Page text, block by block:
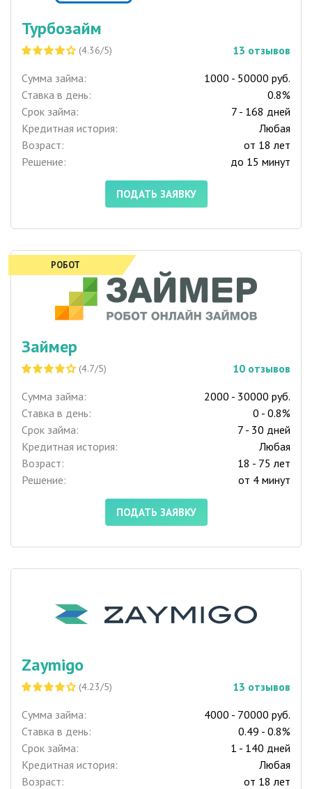
Турбозайм
(4.36/5) 13 отзывов
Сумма займа:
1000 - 50000 руб.
Ставка в день:
0.8%
Срок займа:
7 - 168 дней
Кредитная история:
Любая
Возраст:
от 18 лет
Решение:
до 15 минут
ПОДАТЬ ЗАЯВКУ
РОБОТ
Займер
(4.7/5) 10 отзывов
Сумма займа:
2000 - 30000 руб.
Ставка в день:
0 - 0.8%
Срок займа:
7 - 30 дней
Кредитная история:
Любая
Возраст:
18 - 75 лет
Решение:
от 4 минут
ПОДАТЬ ЗАЯВКУ
Zaymigo
(4.23/5) 13 отзывов
Сумма займа:
4000 - 70000 руб.
Ставка в день:
0.49 - 0.8%
Срок займа:
1 - 140 дней
Кредитная история:
Любая
Возраст:
от 18 лет